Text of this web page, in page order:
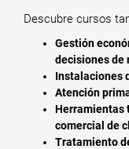
Descubre cursos
Gestión
decisiones de
Instalaciones
Atención
Herramientas
comercial de
Tratamiento